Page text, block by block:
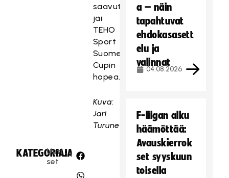
saavutukseksi
jäi
TEHO
Sport
Suomen
Cupin
hopea.
Kuva:
Jari
Turunen
KATEGORIA:
Uuti
set
JAA:
a – näin
tapahtuvat
ehdokasasett
elu ja
valinnat
04.08.2026
F-liigan alku
häämöttää:
Avauskierrok
set syyskuun
toisella